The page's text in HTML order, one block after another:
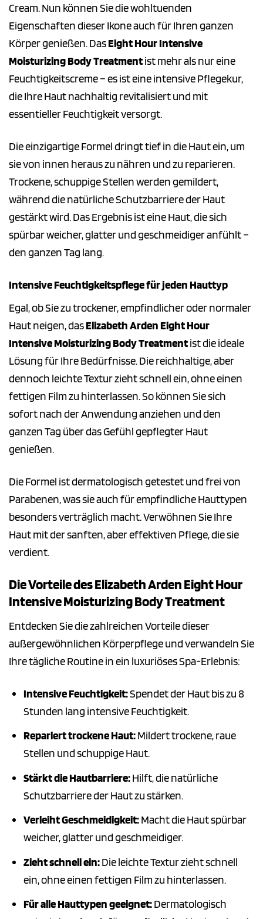
Cream. Nun können Sie die wohltuenden
Eigenschaften dieser Ikone auch für Ihren ganzen
Körper genießen. DasEight Hour Intensive
Moisturizing Body Treatmentist mehr als nur eine
Feuchtigkeitscreme – es ist eine intensive Pflegekur,
die Ihre Haut nachhaltig revitalisiert und mit
essentieller Feuchtigkeit versorgt.
Die einzigartige Formel dringt tief in die Haut ein, um
sie von innen heraus zu nähren und zu reparieren.
Trockene, schuppige Stellen werden gemildert,
während die natürliche Schutzbarriere der Haut
gestärkt wird. Das Ergebnis ist eine Haut, die sich
spürbar weicher, glatter und geschmeidiger anfühlt –
den ganzen Tag lang.
Intensive Feuchtigkeitspflege für jeden Hauttyp
Egal, ob Sie zu trockener, empfindlicher oder normaler
Haut neigen, dasElizabeth Arden Eight Hour
Intensive Moisturizing Body Treatmentist die ideale
Lösung für Ihre Bedürfnisse. Die reichhaltige, aber
dennoch leichte Textur zieht schnell ein, ohne einen
fettigen Film zu hinterlassen. So können Sie sich
sofort nach der Anwendung anziehen und den
ganzen Tag über das Gefühl gepflegter Haut
genießen.
Die Formel ist dermatologisch getestet und frei von
Parabenen, was sie auch für empfindliche Hauttypen
besonders verträglich macht. Verwöhnen Sie Ihre
Haut mit der sanften, aber effektiven Pflege, die sie
verdient.
Die Vorteile des Elizabeth Arden Eight Hour
Intensive Moisturizing Body Treatment
Entdecken Sie die zahlreichen Vorteile dieser
außergewöhnlichen Körperpflege und verwandeln Sie
Ihre tägliche Routine in ein luxuriöses Spa-Erlebnis:
Intensive Feuchtigkeit:Spendet der Haut bis zu 8
Stunden lang intensive Feuchtigkeit.
Repariert trockene Haut:Mildert trockene, raue
Stellen und schuppige Haut.
Stärkt die Hautbarriere:Hilft, die natürliche
Schutzbarriere der Haut zu stärken.
Verleiht Geschmeidigkeit:Macht die Haut spürbar
weicher, glatter und geschmeidiger.
Zieht schnell ein:Die leichte Textur zieht schnell
ein, ohne einen fettigen Film zu hinterlassen.
Für alle Hauttypen geeignet:Dermatologisch